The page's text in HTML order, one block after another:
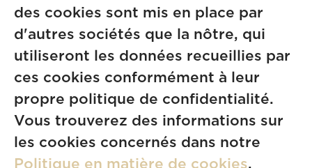
des cookies sont mis en place par
d'autres sociétés que la nôtre, qui
utiliseront les données recueillies par
ces cookies conformément à leur
propre politique de confidentialité.
Vous trouverez des informations sur
les cookies concernés dans notre
Politique en matière de cookies.